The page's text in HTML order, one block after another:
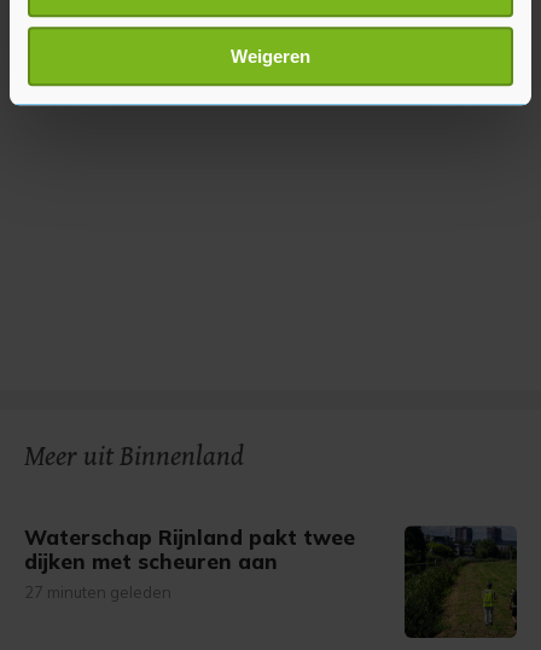
scannen op specifieke eigenschappen (fingerprinting)
Lees meer over hoe uw persoonlijke gegevens worden
verwerkt en stel uw voorkeuren in het
U kunt uw toestemming op elk moment wijzigen of
Weigeren
Meer uit Binnenland
Waterschap Rijnland pakt twee
dijken met scheuren aan
27 minuten geleden